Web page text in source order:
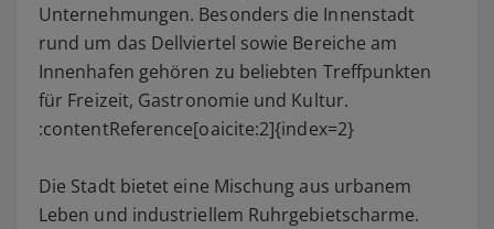
Unternehmungen. Besonders die Innenstadt
rund um das Dellviertel sowie Bereiche am
Innenhafen gehören zu beliebten Treffpunkten
für Freizeit, Gastronomie und Kultur.
:contentReference[oaicite:2]{index=2}
Die Stadt bietet eine Mischung aus urbanem
Leben und industriellem Ruhrgebietscharme.